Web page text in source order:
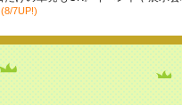
(8/7UP!)